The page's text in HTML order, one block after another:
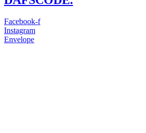
Facebook-f
Instagram
Envelope